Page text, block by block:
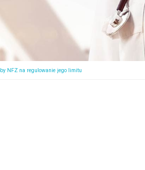
NFZ na regulowanie jego limitu